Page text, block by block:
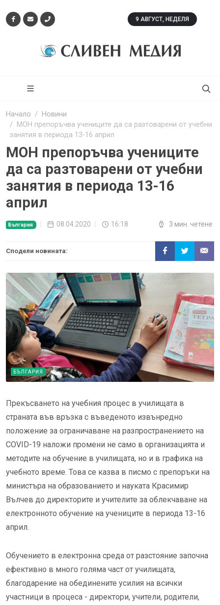
9 АВГУСТ, НЕДЕЛЯ
Начало
Новини
МОН препоръчва учениците да са разтоварени от учебни
занятия в периода 13-16 април
МОН препоръчва учениците
да са разтоварени от учебни
занятия в периода 13-16
април
България 08.04.2020 16:18 3 мин. четене
Сподели новината:
БЪЛГАРИЯ
Прекъсването на учебния процес в училищата в
страната във връзка с въведеното извънредно
положение за ограничаване на разпространението на
COVID-19 наложи промени не само в организацията и
методите на обучение в училищата, но и в графика на
учебното време. Това се казва в писмо с препоръки на
министъра на образованието и науката Красимир
Вълчев до директорите и учителите за облекчаване на
електронното обучение на учениците в периода 13-16
април.
Обучението в електронна среда от разстояние започна
ефективно в много голяма част от училищата,
благодарение на обединените усилия на всички
участници в процеса - директори, учители, родители,